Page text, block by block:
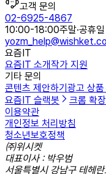
고객 문의
02-6925-4867
10:00-18:00주말·공휴일
요즘IT
요즘IT 소개작가 지원
기타 문의
콘텐츠 제안하기 광고 상품
요즘IT 슬랙봇
크롬 확
이용약관
개인정보 처리방침
청소년보호정책
㈜위시켓
대표이사 : 박우범
서울특별시 강남구 테헤